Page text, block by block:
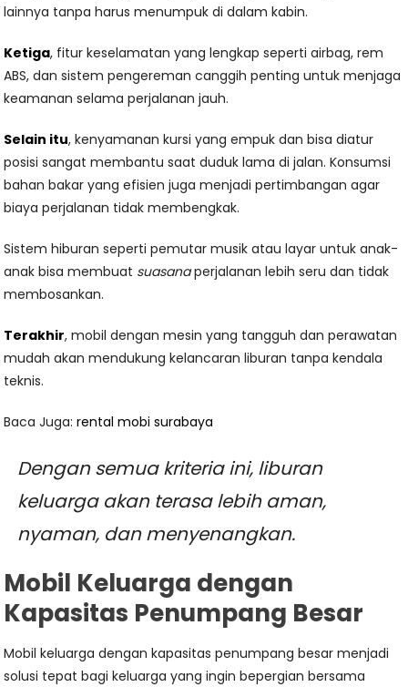
lainnya tanpa harus menumpuk di dalam kabin.
Ketiga, fitur keselamatan yang lengkap seperti airbag, rem
ABS, dan sistem pengereman canggih penting untuk menjaga
keamanan selama perjalanan jauh.
Selain itu, kenyamanan kursi yang empuk dan bisa diatur
posisi sangat membantu saat duduk lama di jalan. Konsumsi
bahan bakar yang efisien juga menjadi pertimbangan agar
biaya perjalanan tidak membengkak.
Sistem hiburan seperti pemutar musik atau layar untuk anak-
anak bisa membuat suasanaperjalanan lebih seru dan tidak
membosankan.
Terakhir, mobil dengan mesin yang tangguh dan perawatan
mudah akan mendukung kelancaran liburan tanpa kendala
teknis.
Baca Juga:rental mobi surabaya
Dengan semua kriteria ini, liburan
keluarga akan terasa lebih aman,
nyaman, dan menyenangkan.
Mobil Keluarga dengan
Kapasitas Penumpang Besar
Mobil keluarga dengan kapasitas penumpang besar menjadi
solusi tepat bagi keluarga yang ingin bepergian bersama